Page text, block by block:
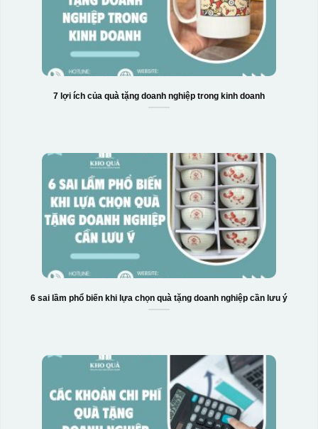
7 lợi ích của quà tặng doanh nghiệp trong kinh doanh
6 sai lầm phổ biến khi lựa chọn quà tặng doanh nghiệp cần lưu ý